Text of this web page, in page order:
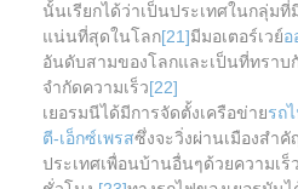
นั้นเรียกได้ว่าเป็นประเทศในกลุ่ม
แน่นที่สุดในโลก[21]มีมอเตอร์เวย์อ
อันดับสามของโลกและเป็นที่ทรา
จำกัดความเร็ว[22]
เยอรมนีได้มีการจัดตั้งเครือข่ายรถ
ตี-เอ็กซ์เพรสซึ่งจะวิ่งผ่านเมือง
ประเทศเพื่อนบ้านอื่นๆด้วยความเ